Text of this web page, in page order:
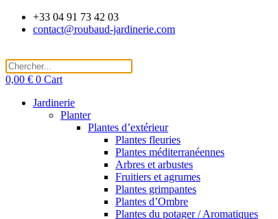
Aller
+33 04 91 73 42 03
contact@roubaud-jardinerie.com
0,00 € 0 Cart
Jardinerie
Planter
Plantes d’extérieur
Plantes fleuries
Plantes méditerranéennes
Arbres et arbustes
Fruitiers et agrumes
Plantes grimpantes
Plantes d’Ombre
Plantes du potager / Aromatiques